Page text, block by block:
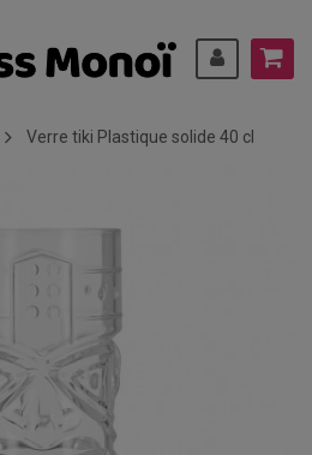
Verre tiki Plastique solide 40 cl